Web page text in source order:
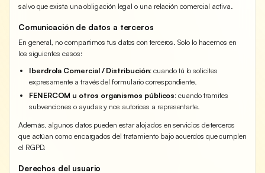
salvo que exista una obligación legal o una relación comercial activa.
Comunicación de datos a terceros
En general, no compartimos tus datos con terceros. Solo lo hacemos en
los siguientes casos:
Iberdrola Comercial / Distribución:cuando tú lo solicites
expresamente a través del formulario correspondiente.
FENERCOM u otros organismos públicos:cuando tramites
subvenciones o ayudas y nos autorices a representarte.
Además, algunos datos pueden estar alojados en servicios de terceros
que actúan como encargados del tratamiento bajo acuerdos que cumplen
el RGPD.
Derechos del usuario